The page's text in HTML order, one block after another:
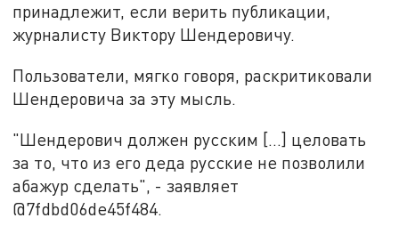
принадлежит, если верить публикации,
журналисту Виктору Шендеровичу.
Пользователи, мягко говоря, раскритиковали
Шендеровича за эту мысль.
"Шендерович должен русским […] целовать
за то, что из его деда русские не позволили
абажур сделать", - заявляет
@7fdbd06de45f484.